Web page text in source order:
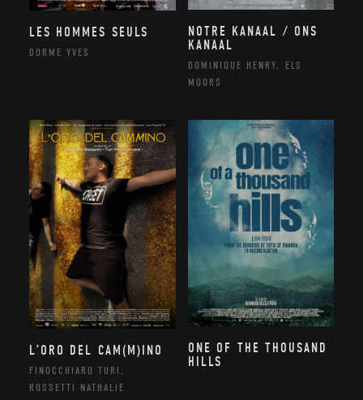
LES HOMMES SEULS
DORME YVES
NOTRE KANAAL / ONS
KANAAL
DOMINIQUE HENRY, ELS
MOORS
L’ORO DEL CAM(M)INO
FINOCCHIARO TURI,
ROSSETTI NATHALIE
ONE OF THE THOUSAND
HILLS